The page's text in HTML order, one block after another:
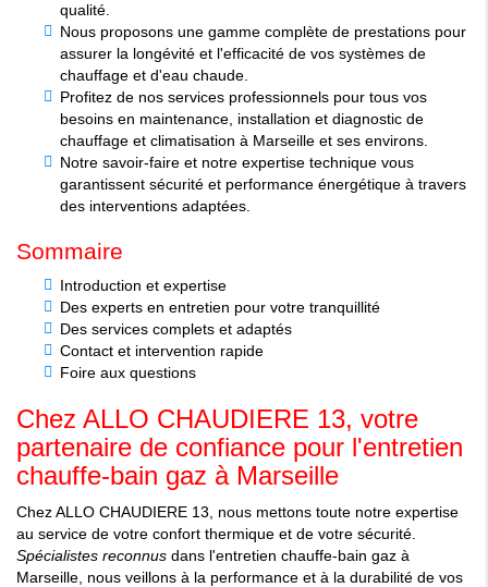
qualité.
Nous proposons une gamme complète de prestations pour
assurer la longévité et l'efficacité de vos systèmes de
chauffage et d'eau chaude.
Profitez de nos services professionnels pour tous vos
besoins en maintenance, installation et diagnostic de
chauffage et climatisation à Marseille et ses environs.
Notre savoir-faire et notre expertise technique vous
garantissent sécurité et performance énergétique à travers
des interventions adaptées.
Sommaire
Introduction et expertise
Des experts en entretien pour votre tranquillité
Des services complets et adaptés
Contact et intervention rapide
Foire aux questions
Chez ALLO CHAUDIERE 13, votre
partenaire de confiance pour l'entretien
chauffe-bain gaz à Marseille
Chez ALLO CHAUDIERE 13, nous mettons toute notre expertise
au service de votre confort thermique et de votre sécurité.
Spécialistes reconnus dans l'entretien chauffe-bain gaz à
Marseille, nous veillons à la performance et à la durabilité de vos